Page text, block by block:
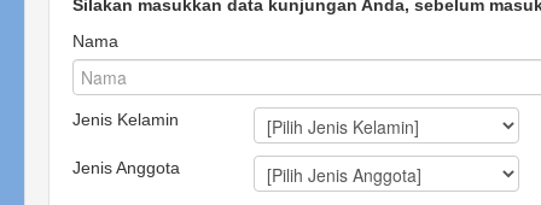
Silakan masukkan data kunjungan Anda, sebelum
Nama
Jenis Kelamin
Jenis Anggota